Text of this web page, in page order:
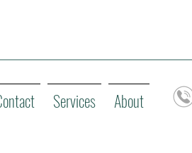
Services About